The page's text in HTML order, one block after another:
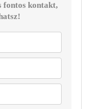
fontos kontakt,